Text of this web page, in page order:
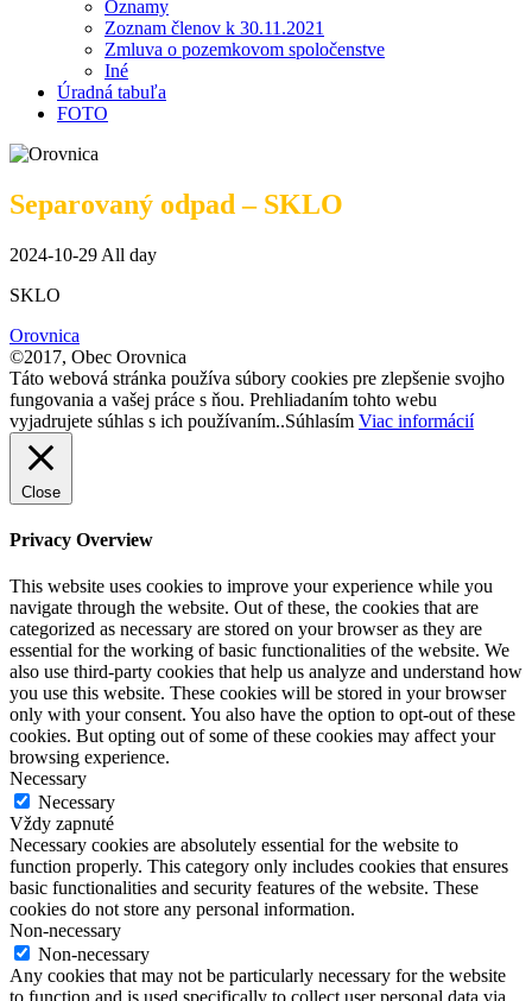
Oznamy
Zoznam členov k 30.11.2021
Zmluva o pozemkovom spoločenstve
Iné
Úradná tabuľa
FOTO
Separovaný odpad – SKLO
2024-10-29 All day
SKLO
Orovnica
©2017, Obec Orovnica
Táto webová stránka používa súbory cookies pre zlepšenie svojho
fungovania a vašej práce s ňou. Prehliadaním tohto webu
vyjadrujete súhlas s ich používaním..Súhlasím Viac informácií
Close
Privacy Overview
This website uses cookies to improve your experience while you
navigate through the website. Out of these, the cookies that are
categorized as necessary are stored on your browser as they are
essential for the working of basic functionalities of the website. We
also use third-party cookies that help us analyze and understand how
you use this website. These cookies will be stored in your browser
only with your consent. You also have the option to opt-out of these
cookies. But opting out of some of these cookies may affect your
browsing experience.
Necessary
Necessary
Vždy zapnuté
Necessary cookies are absolutely essential for the website to
function properly. This category only includes cookies that ensures
basic functionalities and security features of the website. These
cookies do not store any personal information.
Non-necessary
Non-necessary
Any cookies that may not be particularly necessary for the website